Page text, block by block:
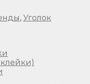
, Уголок